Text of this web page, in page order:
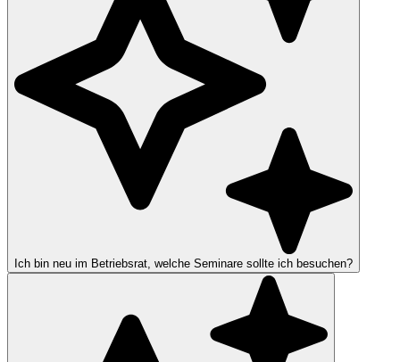
Ich bin neu im Betriebsrat, welche Seminare sollte ich besuchen?